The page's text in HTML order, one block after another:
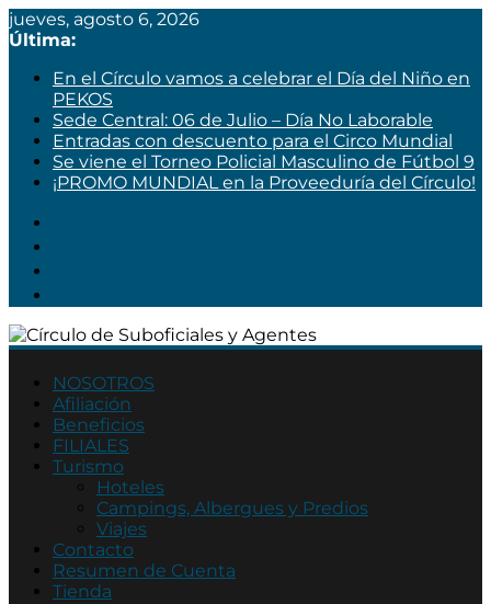
jueves, agosto 6, 2026
Última:
En el Círculo vamos a celebrar el Día del Niño en
PEKOS
Sede Central: 06 de Julio – Día No Laborable
Entradas con descuento para el Circo Mundial
Se viene el Torneo Policial Masculino de Fútbol 9
¡PROMO MUNDIAL en la Proveeduría del Círculo!
Círculo
de
Suboficiales
Agentes
Asociación
Policía
Córdoba
NOSOTROS
Afiliación
Beneficios
FILIALES
Turismo
Hoteles
Campings, Albergues y Predios
Viajes
Contacto
Resumen de Cuenta
Tienda